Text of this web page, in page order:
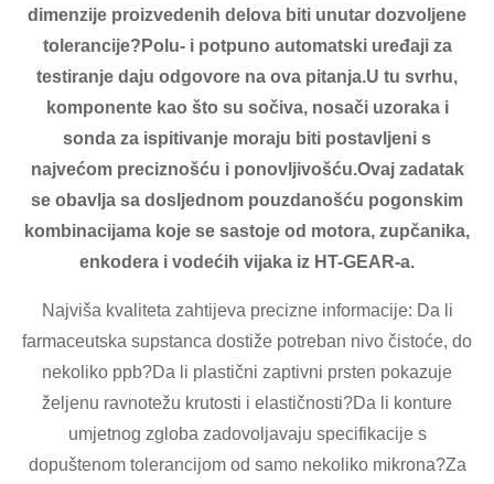
dimenzije proizvedenih delova biti unutar dozvoljene
tolerancije?Polu- i potpuno automatski uređaji za
testiranje daju odgovore na ova pitanja.U tu svrhu,
komponente kao što su sočiva, nosači uzoraka i
sonda za ispitivanje moraju biti postavljeni s
najvećom preciznošću i ponovljivošću.Ovaj zadatak
se obavlja sa dosljednom pouzdanošću pogonskim
kombinacijama koje se sastoje od motora, zupčanika,
enkodera i vodećih vijaka iz HT-GEAR-a.
Najviša kvaliteta zahtijeva precizne informacije: Da li
farmaceutska supstanca dostiže potreban nivo čistoće, do
nekoliko ppb?Da li plastični zaptivni prsten pokazuje
željenu ravnotežu krutosti i elastičnosti?Da li konture
umjetnog zgloba zadovoljavaju specifikacije s
dopuštenom tolerancijom od samo nekoliko mikrona?Za